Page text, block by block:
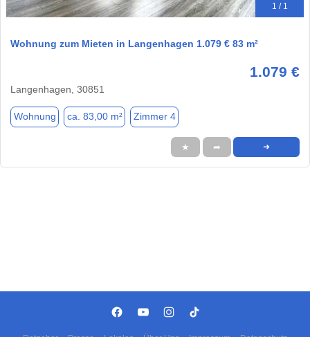
1 / 1
Wohnung zum Mieten in Langenhagen 1.079 € 83 m²
1.079 €
Langenhagen, 30851
Wohnung ca. 83,00 m² Zimmer 4
★ ➦ ➜